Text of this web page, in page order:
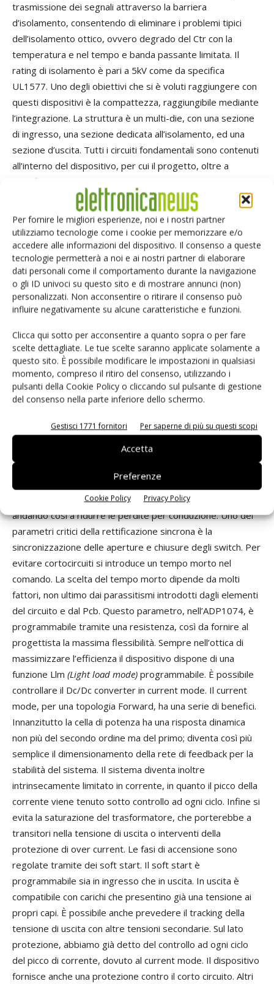
Per fornire le migliori esperienze, noi e i nostri partner
utilizziamo tecnologie come i cookie per memorizzare e/o
accedere alle informazioni del dispositivo. Il consenso a queste
tecnologie permetterà a noi e ai nostri partner di elaborare
dati personali come il comportamento durante la navigazione
o gli ID univoci su questo sito e di mostrare annunci (non)
personalizzati. Non acconsentire o ritirare il consenso può
influire negativamente su alcune caratteristiche e funzioni.
Clicca qui sotto per acconsentire a quanto sopra o per fare
scelte dettagliate. Le tue scelte saranno applicate solamente a
questo sito. È possibile modificare le impostazioni in qualsiasi
momento, compreso il ritiro del consenso, utilizzando i
pulsanti della Cookie Policy o cliccando sul pulsante di gestione
del consenso nella parte inferiore dello schermo.
Gestisci 1771 fornitori Per saperne di più su questi scopi
Accetta
Preferenze
Cookie Policy Privacy Policy
trasmissione dei segnali attraverso la barriera
d’isolamento, consentendo di eliminare i problemi tipici
dell’isolamento ottico, ovvero degrado del Ctr con la
temperatura e nel tempo e banda passante limitata. Il
rating di isolamento è pari a 5kV come da specifica
UL1577. Uno degli obiettivi che si è voluti raggiungere con
questi dispositivi è la compattezza, raggiungibile mediante
l’integrazione. La struttura è un multi-die, con una sezione
di ingresso, una sezione dedicata all’isolamento, ed una
sezione d’uscita. Tutti i circuiti fondamentali sono contenuti
all’interno del dispositivo, per cui il progetto, oltre a
beneficiare della riduzione degli ingombri, risulta
semplificato. A beneficiarne è anche l’affidabilità; due sono i
fattori che concorrono all’aumento dell’affidabilità, il numero
ridotto di componenti e l’utilizzo della tecnologia iCoupler. Il
range della tensione di ingresso va da 4,7 a 60 V, la
tensione di uscita può andare da 4,5 a 36 V. La potenza di
uscita è stata pensata per un range che va da 30 a 150 W.
Ciò lo rende indicato per generare bus di tensione a livelli
intermedi in applicazioni industriali e per telecomunicazioni.
Tra le caratteristiche principali c’è l’attenzione al
rendimento. L’Active Clamp è una tecnica che consente di
recuperare l’energia immagazzinata nel primario del
trasformatore, e contemporaneamente realizzare una
sorta di soft switching, in cui il Mosfet sul primario viene
acceso con tensione prossima allo zero, andando così a
ridurre le perdite di commutazione. Un altro vantaggio
riguarda le emissioni elettromagnetiche, che risultano
ridotte rispetto a una configurazione hard switching. La
rettificazione sincrona, sul lato secondario, consente di
eliminare le perdite dovute alla caduta diretta dei diodi,
andando così a ridurre le perdite per conduzione. Uno dei
parametri critici della rettificazione sincrona è la
sincronizzazione delle aperture e chiusure degli switch. Per
evitare cortocircuiti si introduce un tempo morto nel
comando. La scelta del tempo morto dipende da molti
fattori, non ultimo dai parassitismi introdotti dagli elementi
del circuito e dal Pcb. Questo parametro, nell’ADP1074, è
programmabile tramite una resistenza, così da fornire al
progettista la massima flessibilità. Sempre nell’ottica di
massimizzare l’efficienza il dispositivo dispone di una
funzione Llm (Light load mode) programmabile. È possibile
controllare il Dc/Dc converter in current mode. Il current
mode, per una topologia Forward, ha una serie di benefici.
Innanzitutto la cella di potenza ha una risposta dinamica
non più del secondo ordine ma del primo; diventa così più
semplice il dimensionamento della rete di feedback per la
stabilità del sistema. Il sistema diventa inoltre
intrinsecamente limitato in corrente, in quanto il picco della
corrente viene tenuto sotto controllo ad ogni ciclo. Infine si
evita la saturazione del trasformatore, che porterebbe a
transitori nella tensione di uscita o interventi della
protezione di over current. Le fasi di accensione sono
regolate tramite dei soft start. Il soft start è
programmabile sia in ingresso che in uscita. In uscita è
compatibile con carichi che presentino già una tensione ai
propri capi. È possibile anche prevedere il tracking della
tensione di uscita con altre tensioni secondarie. Sul lato
protezione, abbiamo già detto del controllo ad ogni ciclo
del picco di corrente, dovuto al current mode. Il dispositivo
fornisce anche una protezione contro il corto circuito. Altri